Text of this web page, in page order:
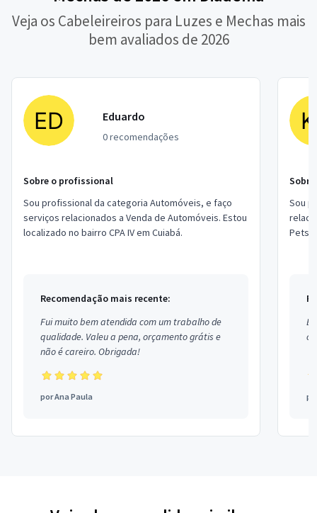
Veja os Cabeleireiros para Luzes e Mechas mais
bem avaliados de 2026
Eduardo
0 recomendações
Sobre o profissional
Sou profissional da categoria Automóveis, e faço
serviços relacionados a Venda de Automóveis. Estou
localizado no bairro CPA IV em Cuiabá.
Recomendação mais recente:
Fui muito bem atendida com um trabalho de
qualidade. Valeu a pena, orçamento grátis e
não é careiro. Obrigada!
porAna Paula
Sou
Pets.